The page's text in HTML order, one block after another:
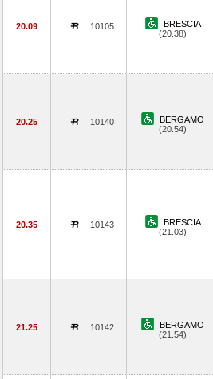
20.09 10105
BRESCIA
(20.38)
20.25 10140
BERGAMO
(20.54)
20.35 10143
BRESCIA
(21.03)
21.25 10142
BERGAMO
(21.54)